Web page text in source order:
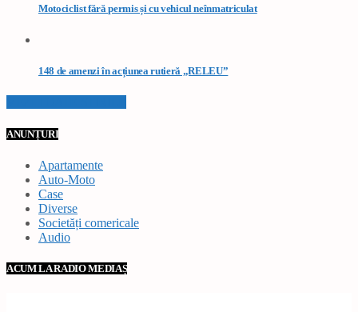
Motociclist fără permis și cu vehicul neînmatriculat
148 de amenzi în acțiunea rutieră „RELEU”
ANUNȚURI
Apartamente
Auto-Moto
Case
Diverse
Societăți comericale
Audio
ACUM LA RADIO MEDIAȘ